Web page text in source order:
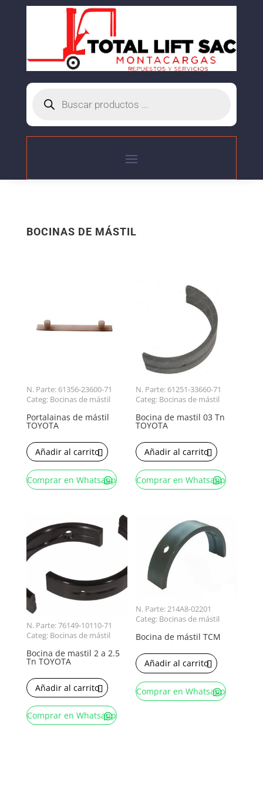
productos
BOCINAS DE MÁSTIL
N. Parte: 61356-23600-71
Categ: Bocinas de mástil
Portalainas de mástil
TOYOTA
Añadir al carrito
Comprar en Whatsapp
N. Parte: 61251-33660-71
Categ: Bocinas de mástil
Bocina de mastil 03 Tn
TOYOTA
Añadir al carrito
Comprar en Whatsapp
N. Parte: 76149-10110-71
Categ: Bocinas de mástil
Bocina de mastil 2 a 2.5
Tn TOYOTA
Añadir al carrito
Comprar en Whatsapp
N. Parte: 214A8-02201
Categ: Bocinas de mástil
Bocina de mástil TCM
Añadir al carrito
Comprar en Whatsapp